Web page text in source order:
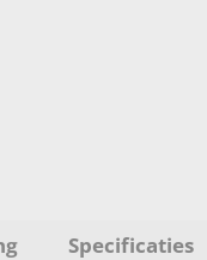
Specificaties